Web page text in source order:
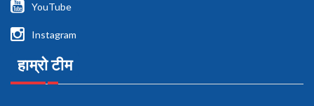
YouTube
Instagram
हाम्रो टीम